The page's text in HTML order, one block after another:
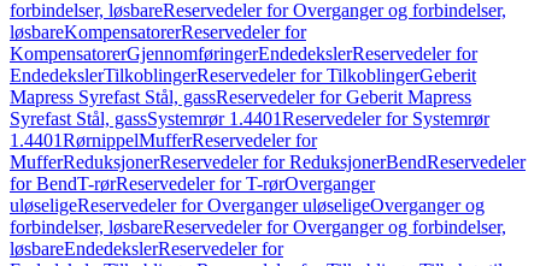
forbindelser, løsbareReservedeler for Overganger og forbindelser,
løsbareKompensatorerReservedeler for
KompensatorerGjennomføringerEndedekslerReservedeler for
EndedekslerTilkoblingerReservedeler for TilkoblingerGeberit
Mapress Syrefast Stål, gassReservedeler for Geberit Mapress
Syrefast Stål, gassSystemrør 1.4401Reservedeler for Systemrør
1.4401RørnippelMufferReservedeler for
MufferReduksjonerReservedeler for ReduksjonerBendReservedeler
for BendT-rørReservedeler for T-rørOverganger
uløseligeReservedeler for Overganger uløseligeOverganger og
forbindelser, løsbareReservedeler for Overganger og forbindelser,
løsbareEndedekslerReservedeler for